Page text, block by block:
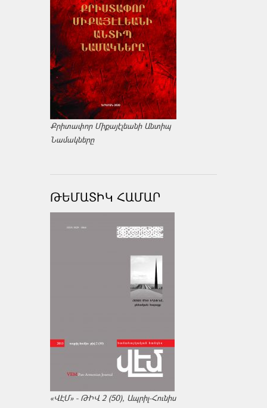
Քրիտափոր Միքայէլեանի Անտիպ
Նամակները
ԹԵՄԱՏԻԿ ՀԱՄԱՐ
«ՎԷՄ» - ԹԻՎ 2 (50), Ապրիլ-Հունիս